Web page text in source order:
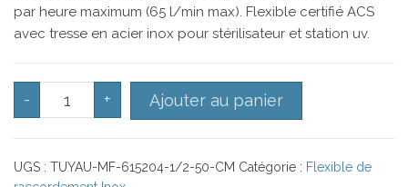
par heure maximum (65 l/min max). Flexible certifié ACS
avec tresse en acier inox pour stérilisateur et station uv.
- quantité de Tuyau de raccordement Inox 50 cm MF 1/
+ Ajouter au panier
UGS : TUYAU-MF-615204-1/2-50-CM Catégorie : Flexible de